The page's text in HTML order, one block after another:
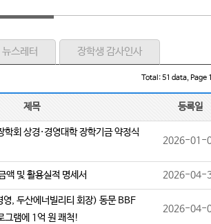
뉴스레터 장학생 감사인사
Total: 51 data, Page
제목 등록일
회 상경·경영대학 장학기금 약정식
2026-01-
액 및 활용실적 명세서 2026-04-
, 두산에너빌리티 회장) 동문 BBF
램에 1억 원 쾌척!
2026-04-